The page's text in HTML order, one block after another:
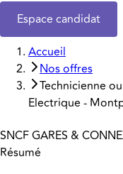
Espace candidat
Accueil
Nos offres
Technicienne
Electrique -
SNCF GARES &
Résumé